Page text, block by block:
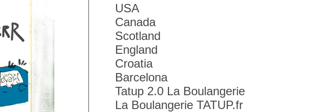
USA
Canada
Scotland
England
Croatia
Barcelona
Tatup 2.0 La Boulangerie
La Boulangerie TATUP.fr